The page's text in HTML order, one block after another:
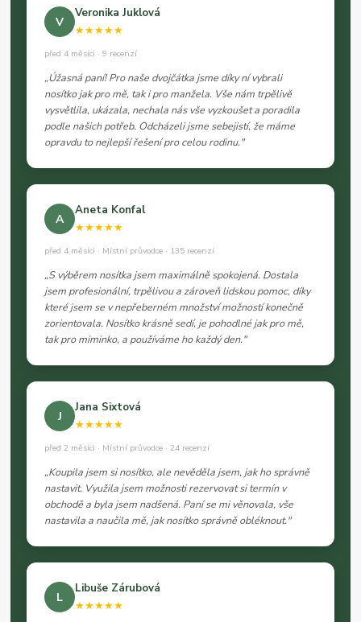
V
Veronika Juklová
★★★★★
před 4 měsíci · 9 recenzí
„Úžasná paní! Pro naše dvojčátka jsme díky ní vybrali
nosítko jak pro mě, tak i pro manžela. Vše nám trpělivě
vysvětlila, ukázala, nechala nás vše vyzkoušet a poradila
podle našich potřeb. Odcházeli jsme sebejistí, že máme
opravdu to nejlepší řešení pro celou rodinu."
A
Aneta Konfal
★★★★★
před 4 měsíci · Místní průvodce · 135 recenzí
„S výběrem nosítka jsem maximálně spokojená. Dostala
jsem profesionální, trpělivou a zároveň lidskou pomoc, díky
které jsem se v nepřeberném množství možností konečně
zorientovala. Nosítko krásně sedí, je pohodlné jak pro mě,
tak pro miminko, a používáme ho každý den."
J
Jana Sixtová
★★★★★
před 2 měsíci · Místní průvodce · 24 recenzí
„Koupila jsem si nosítko, ale nevěděla jsem, jak ho správně
nastavit. Využila jsem možnosti rezervovat si termín v
obchodě a byla jsem nadšená. Paní se mi věnovala, vše
nastavila a naučila mě, jak nosítko správně obléknout."
L
Libuše Zárubová
★★★★★